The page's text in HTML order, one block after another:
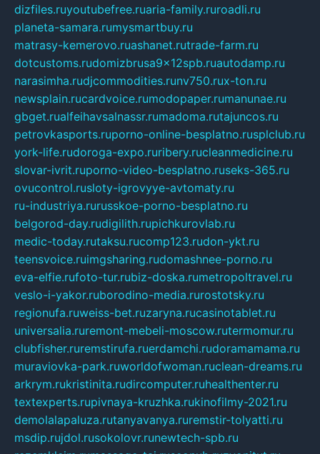
dizfiles.ruyoutubefree.ruaria-family.ruroadli.ru
planeta-samara.rumysmartbuy.ru
matrasy-kemerovo.ruashanet.rutrade-farm.ru
dotcustoms.rudomizbrusa9x12spb.ruautodamp.ru
narasimha.rudjcommodities.runv750.rux-ton.ru
newsplain.rucardvoice.rumodopaper.rumanunae.ru
gbget.rualfeihavsalnassr.rumadoma.rutajuncos.ru
petrovkasports.ruporno-online-besplatno.rusplclub.ru
york-life.rudoroga-expo.ruribery.rucleanmedicine.ru
slovar-ivrit.ruporno-video-besplatno.ruseks-365.ru
ovucontrol.rusloty-igrovyye-avtomaty.ru
ru-industriya.rurusskoe-porno-besplatno.ru
belgorod-day.rudigilith.rupichkurovlab.ru
medic-today.rutaksu.rucomp123.rudon-ykt.ru
teensvoice.ruimgsharing.rudomashnee-porno.ru
eva-elfie.rufoto-tur.rubiz-doska.rumetropoltravel.ru
veslo-i-yakor.ruborodino-media.rurostotsky.ru
regionufa.ruweiss-bet.ruzaryna.rucasinotablet.ru
universalia.ruremont-mebeli-moscow.rutermomur.ru
clubfisher.ruremstirufa.ruerdamchi.rudoramamama.ru
muraviovka-park.ruworldofwoman.ruclean-dreams.ru
arkrym.rukristinita.rudircomputer.ruhealthenter.ru
textexperts.rupivnaya-kruzhka.rukinofilmy-2021.ru
demolalapaluza.rutanyavanya.ruremstir-tolyatti.ru
msdip.rujdol.rusokolovr.runewtech-spb.ru